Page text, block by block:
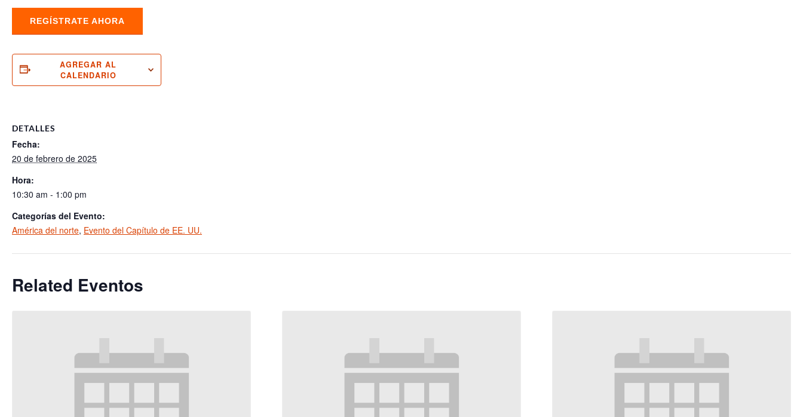
REGÍSTRATE AHORA
AGREGAR AL
CALENDARIO
DETALLES
Fecha:
20 de febrero de 2025
Hora:
10:30 am - 1:00 pm
Categorías del Evento:
América del norte, Evento del Capítulo de EE. UU.
Related Eventos